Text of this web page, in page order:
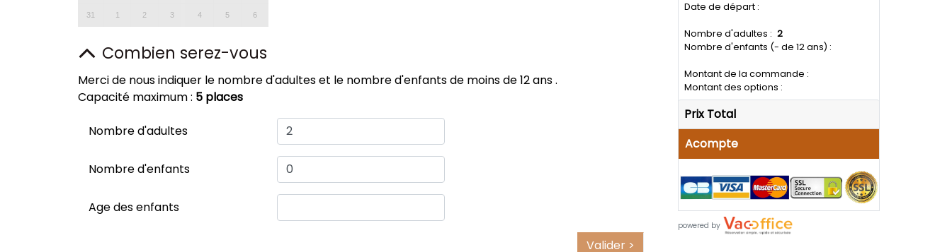
31 1 2 3 4 5 6
Combien serez-vous
Merci de nous indiquer le nombre d'adultes et le nombre d'enfants de moins de 12 ans .
Capacité maximum : 5 places
Nombre d'adultes
Nombre d'enfants
Age des enfants
Valider >
Date de départ :
Nombre d'adultes : 2
Nombre d'enfants (- de 12 ans) :
Montant de la commande :
Montant des options :
Prix Total
Acompte
powered by